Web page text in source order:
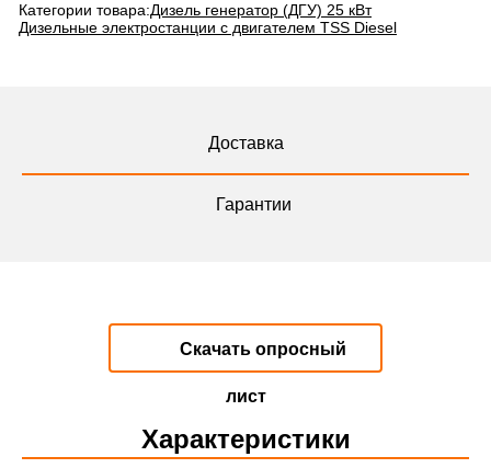
Категории товара:Дизель генератор (ДГУ) 25 кВт
Дизельные электростанции с двигателем TSS Diesel
Доставка
Гарантии
Скачать опросный
лист
Характеристики